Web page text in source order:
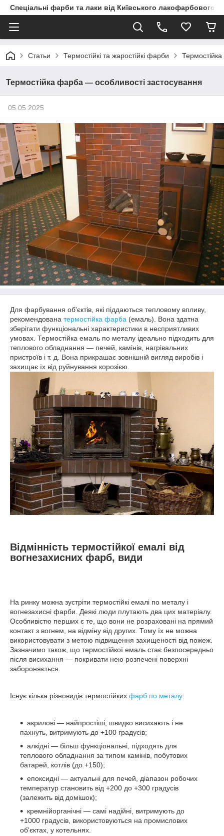
Спеціальні фарби та лаки від Київського
Статьи Термостійкі та жаростійкі фарби
Термостійка фарба — особливості застосування
05.05.2025
Для фарбування об'єктів, які піддаються тепловому впливу,
рекомендована термостійка фарба (емаль). Вона здатна
зберігати функціональні характеристики в несприятливих
умовах. Термостійка емаль по металу ідеально підходить для
теплового обладнання — печей, камінів, нагрівальних
пристроїв і т. д. Вона прикрашає зовнішній вигляд виробів і
захищає їх від руйнування корозією.
Відмінність термостійкої емалі від
вогнезахисних фарб, види
На ринку можна зустріти термостійкі емалі по металу і
вогнезахисні фарби. Деякі люди плутають два цих матеріалу.
Особливістю перших є те, що вони не розраховані на прямий
контакт з вогнем, на відміну від других. Тому їх не можна
використовувати з метою підвищення захищеності від пожеж.
Зазначимо також, що термостійкої емаль стає безпосередньо
після висихання — покривати нею розпечені поверхні
забороняється.
Існує кілька різновидів термостійких фарб по металу:
акрилові — найпростіші, швидко висихають і не
пахнуть, витримують до +100 градусів;
алкідні — більш функціональні, підходять для
теплового обладнання за типом камінів, побутових
батарей, котлів (до +150);
епоксидні — актуальні для печей, діапазон робочих
температур становить від +200 до +300 градусів
(залежить від домішок);
кремнійорганічні — самі надійні, витримують до
+1000 градусів, використовуються на промислових
об'єктах, у котельнях.